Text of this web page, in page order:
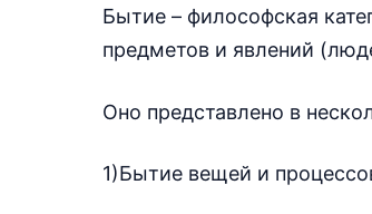
Бытие – философская
предметов и явлений
Оно представлено в
1)Бытие вещей и